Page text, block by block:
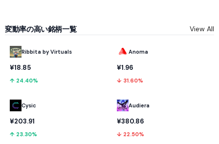
変動率の高い銘柄一覧 View All
Ribbita by Virtuals
¥18.85
↑ 24.40%
Cysic
¥203.91
↑ 23.30%
Anoma
¥1.96
↓ 31.60%
Audiera
¥380.86
↓ 22.50%